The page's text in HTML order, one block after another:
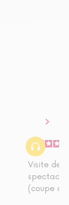
Visite de
spectacle
(coupe